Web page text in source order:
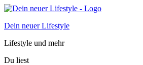
Dein neuer Lifestyle
Lifestyle und mehr
Du liest